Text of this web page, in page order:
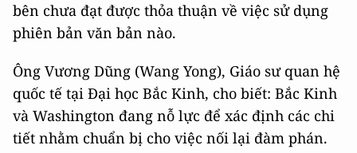
bên chưa đạt được thỏa thuận về việc sử dụng
phiên bản văn bản nào.
Ông Vương Dũng (Wang Yong), Giáo sư quan hệ
quốc tế tại Đại học Bắc Kinh, cho biết: Bắc Kinh
và Washington đang nỗ lực để xác định các chi
tiết nhằm chuẩn bị cho việc nối lại đàm phán.